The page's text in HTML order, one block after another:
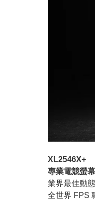
XL2546X+
專業電競螢幕
業界最佳動
全世界 FPS